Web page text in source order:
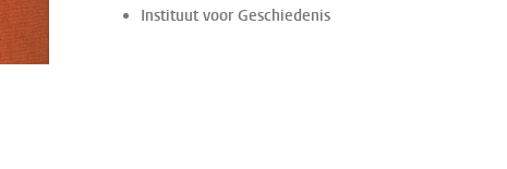
Instituut voor Geschiedenis